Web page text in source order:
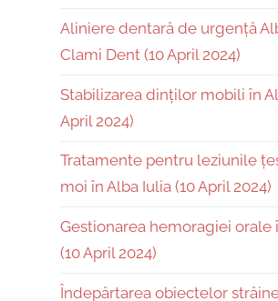
Aliniere dentară de urgență
Clami Dent (10 April 2024)
Stabilizarea dinților mobili în
April 2024)
Tratamente pentru leziunile
moi în Alba Iulia (10 April 2024)
Gestionarea hemoragiei orale
(10 April 2024)
Îndepărtarea obiectelor